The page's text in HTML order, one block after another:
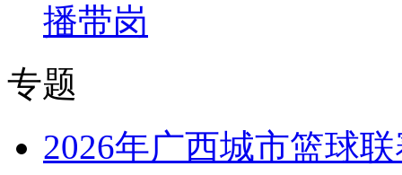
播带岗
专题
2026年广西城市篮球